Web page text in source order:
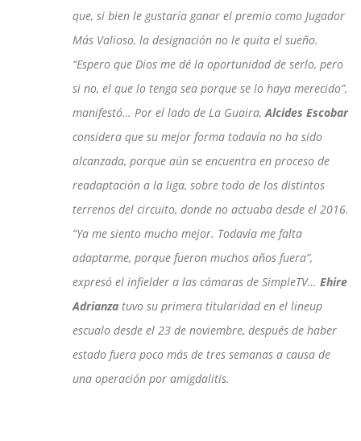
que, si bien le gustaría ganar el premio como Jugador
Más Valioso, la designación no le quita el sueño.
“Espero que Dios me dé la oportunidad de serlo, pero
si no, el que lo tenga sea porque se lo haya merecido”,
manifestó… Por el lado de La Guaira, Alcides Escobar
considera que su mejor forma todavía no ha sido
alcanzada, porque aún se encuentra en proceso de
readaptación a la liga, sobre todo de los distintos
terrenos del circuito, donde no actuaba desde el 2016.
“Ya me siento mucho mejor. Todavía me falta
adaptarme, porque fueron muchos años fuera”,
expresó el infielder a las cámaras de SimpleTV… Ehire
Adrianza tuvo su primera titularidad en el lineup
escualo desde el 23 de noviembre, después de haber
estado fuera poco más de tres semanas a causa de
una operación por amigdalitis.